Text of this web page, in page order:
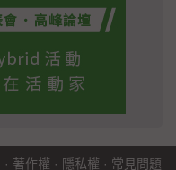
· 著作權 · 隱私權 · 常見問題